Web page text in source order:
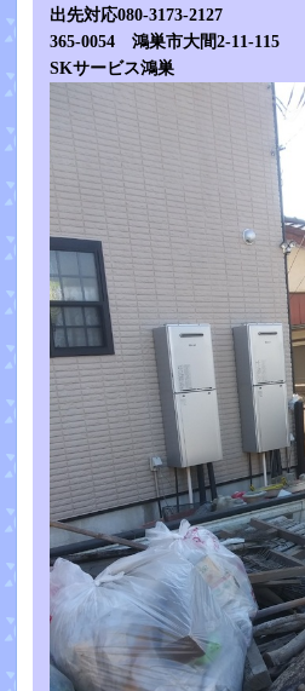
出先対応080-3173-2127
365-0054 鴻巣市大間2-11-115
SKサービス鴻巣